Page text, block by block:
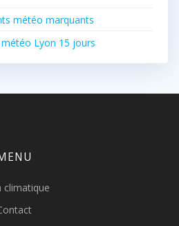
météo marquants
Lyon 15 jours
climatique